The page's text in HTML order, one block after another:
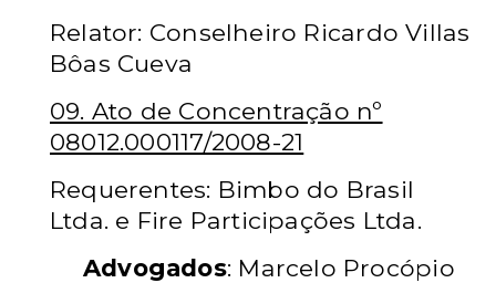
Relator: Conselheiro Ricardo Villas
Bôas Cueva
09. Ato de Concentração nº
08012.000117/2008-21
Requerentes: Bimbo do Brasil
Ltda. e Fire Participações Ltda.
Advogados: Marcelo Procópio